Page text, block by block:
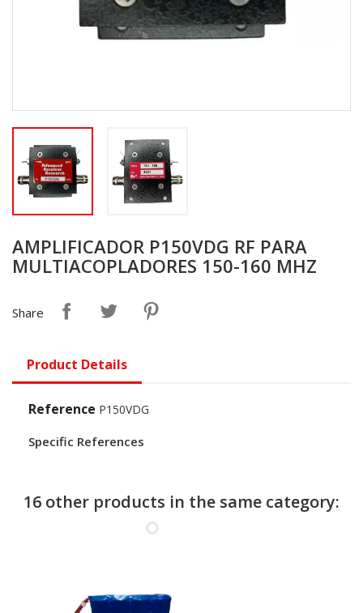
AMPLIFICADOR P150VDG RF PARA
MULTIACOPLADORES 150-160 MHZ
Share
Product Details
Reference P150VDG
Specific References
16 other products in the same category: